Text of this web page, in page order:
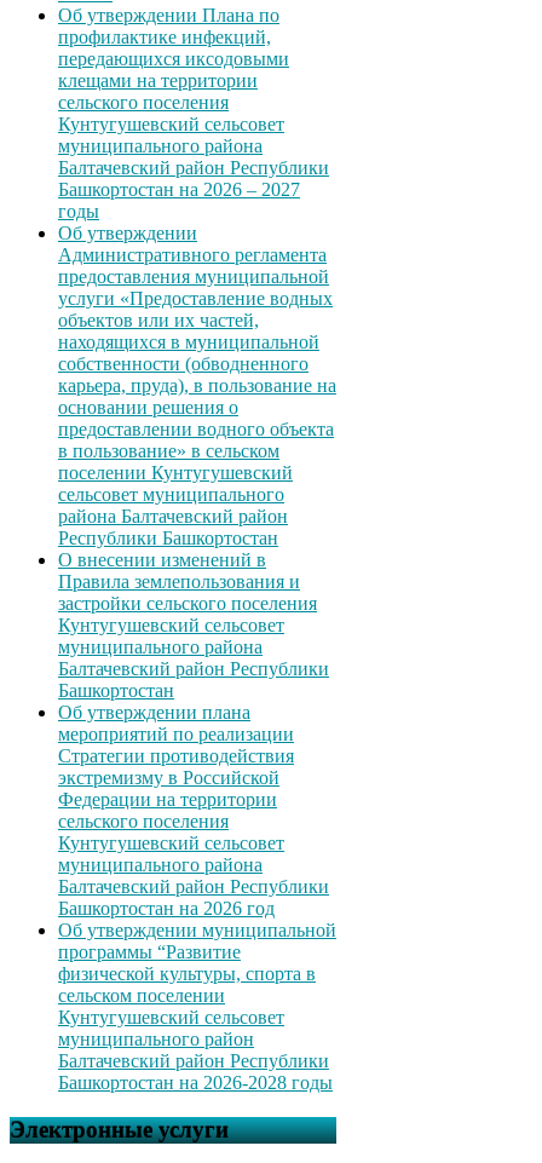
Об утверждении Плана по
профилактике инфекций,
передающихся иксодовыми
клещами на территории
сельского поселения
Кунтугушевский сельсовет
муниципального района
Балтачевский район Республики
Башкортостан на 2026 – 2027
годы
Об утверждении
Административного регламента
предоставления муниципальной
услуги «Предоставление водных
объектов или их частей,
находящихся в муниципальной
собственности (обводненного
карьера, пруда), в пользование на
основании решения о
предоставлении водного объекта
в пользование» в сельском
поселении Кунтугушевский
сельсовет муниципального
района Балтачевский район
Республики Башкортостан
О внесении изменений в
Правила землепользования и
застройки сельского поселения
Кунтугушевский сельсовет
муниципального района
Балтачевский район Республики
Башкортостан
Об утверждении плана
мероприятий по реализации
Стратегии противодействия
экстремизму в Российской
Федерации на территории
сельского поселения
Кунтугушевский сельсовет
муниципального района
Балтачевский район Республики
Башкортостан на 2026 год
Об утверждении муниципальной
программы “Развитие
физической культуры, спорта в
сельском поселении
Кунтугушевский сельсовет
муниципального район
Балтачевский район Республики
Башкортостан на 2026-2028 годы
Электронные услуги